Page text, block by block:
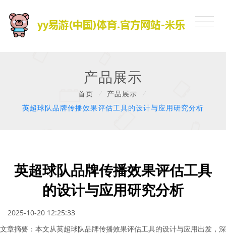
产品展示
首页 产品展示
英超球队品牌传播效果评估工具的设计与应用研究分析
英超球队品牌传播效果评估工具
的设计与应用研究分析
2025-10-20 12:25:33
文章摘要：本文从英超球队品牌传播效果评估工具的设计与应用出发，深